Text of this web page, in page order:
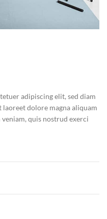
adipiscing elit, sed diam
dolore magna aliquam
quis nostrud exerci